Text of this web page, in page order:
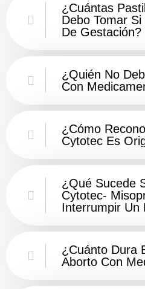
¿Cuántas
Debo Tomar
De Gestación?
¿Quién No
Con
¿Cómo
Cytotec Es
¿Qué Sucede
Cytotec-
Interrumpir Un
¿Cuánto Dura
Aborto Con